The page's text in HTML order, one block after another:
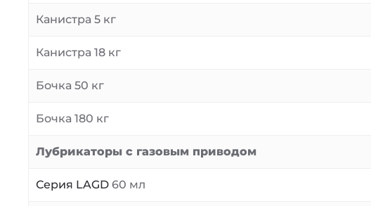
Канистра 5 кг
Канистра 18 кг
Бочка 50 кг
Бочка 180 кг
Лубрикаторы с газовым приводом
Серия LAGD 60 мл